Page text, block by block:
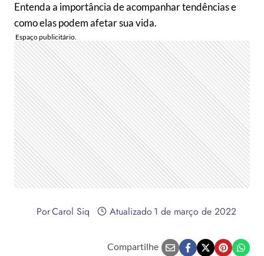
Entenda a importância de acompanhar tendências e
como elas podem afetar sua vida.
PorCarol Siq Atualizado1 de março de 2022
Compartilhe